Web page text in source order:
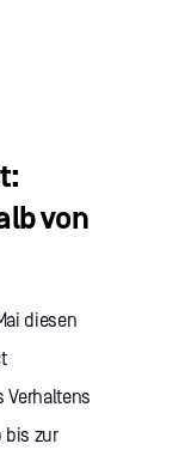
von
diesen
bis zur